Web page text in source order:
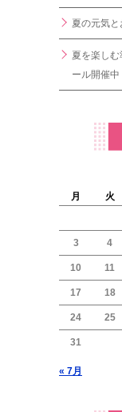
夏の元気
夏を楽し
ール開催中
月
火
3 4
10 11
17 18
24 25
31
« 7月